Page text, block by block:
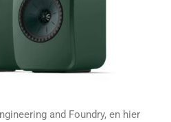
and Foundry, en hier